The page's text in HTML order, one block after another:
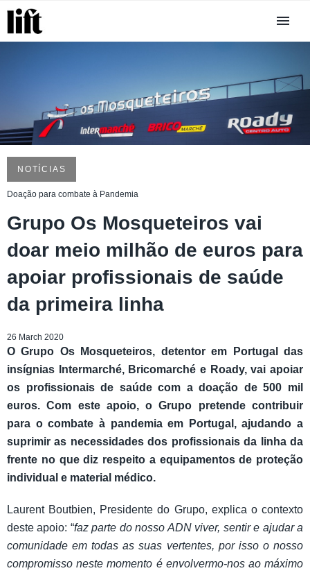
NOTÍCIAS
Doação para combate à Pandemia
Grupo Os Mosqueteiros vai
doar meio milhão de euros para
apoiar profissionais de saúde
da primeira linha
26 March 2020
O Grupo Os Mosqueteiros, detentor em Portugal das
insígnias Intermarché, Bricomarché e Roady, vai apoiar
os profissionais de saúde com a doação de 500 mil
euros. Com este apoio, o Grupo pretende contribuir
para o combate à pandemia em Portugal, ajudando a
suprimir as necessidades dos profissionais da linha da
frente no que diz respeito a equipamentos de proteção
individual e material médico.
Laurent Boutbien, Presidente do Grupo, explica o contexto
deste apoio: “faz parte do nosso ADN viver, sentir e ajudar a
comunidade em todas as suas vertentes, por isso o nosso
compromisso neste momento é envolvermo-nos ao máximo